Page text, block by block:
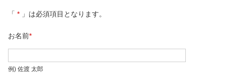
「 * 」は必須項目となります。
お名前*
例) 佐渡 太郎